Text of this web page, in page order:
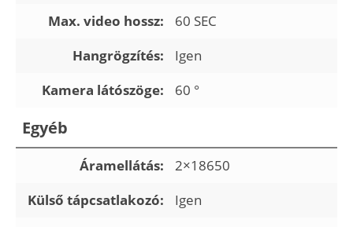
Max. video hossz:
60 SEC
Hangrögzítés:
Igen
Kamera látószöge:
60 °
Egyéb
Áramellátás:
2×18650
Külső tápcsatlakozó:
Igen